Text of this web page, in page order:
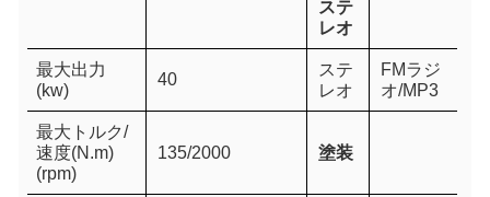
ステ
レオ
最大出力
(kw)
40
ステ
レオ
FMラジ
オ/MP3
最大トルク/
速度(N.m)
(rpm)
135/2000 塗装